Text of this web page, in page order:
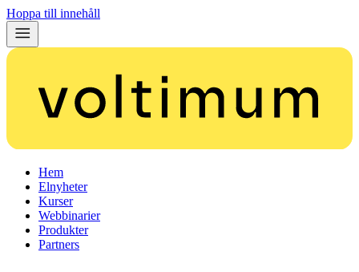
Hoppa till innehåll
Hem
Elnyheter
Kurser
Webbinarier
Produkter
Partners